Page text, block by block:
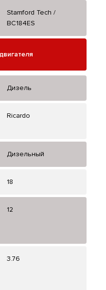
Stamford Tech /
BC184ES
Дизель
Ricardo
Дизельный
18
12
3.76